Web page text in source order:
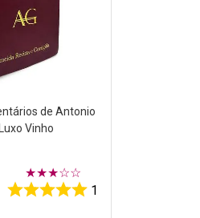
de Antonio
Vinho
★★★☆☆
1